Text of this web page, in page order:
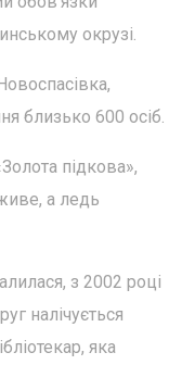
окрузі.
близько 600 осіб.
підкова»,
а ледь
з 2002 році
налічується
яка